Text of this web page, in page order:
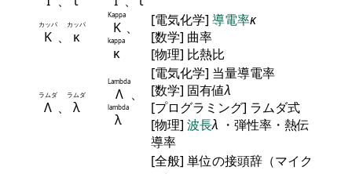
Κ
カッパ
、 κ
カッパ Κ
Kappa
、
κ
kappa
[電気化学] 導電率κ
[数学] 曲率
[物理] 比熱比
Λ
ラムダ
、 λ
ラムダ Λ
Lambda
、
λ
lambda
[電気化学] 当量導電率
[数学] 固有値λ
[プログラミング] ラムダ式
[物理] 波長λ ・弾性率・熱伝
導率
[全般] 単位の接頭辞（マイク